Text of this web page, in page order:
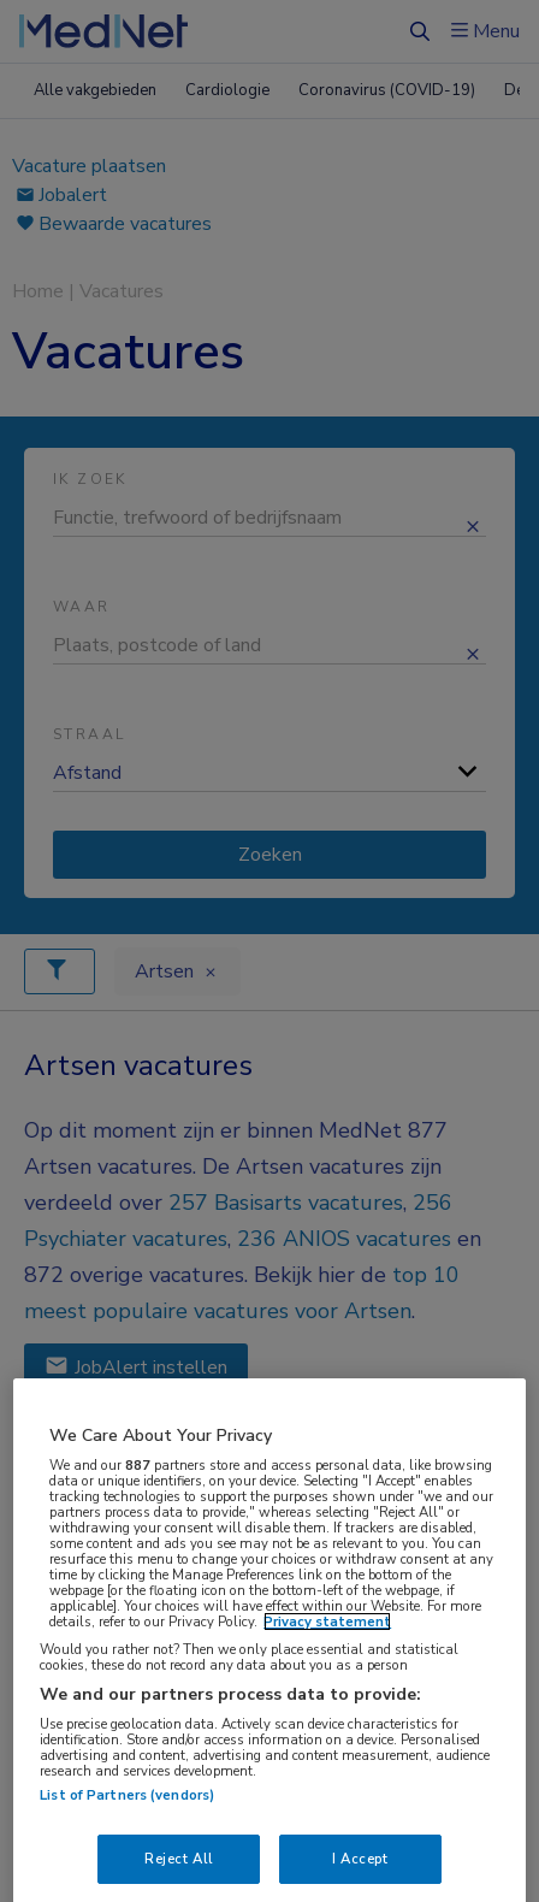
ZoekenMenu
Alle vakgebieden Cardiologie Coronavirus (COVID-19)
Vacature plaatsen
Jobalert
Bewaarde vacatures
Home | Vacatures
Vacatures
IK ZOEK
WAAR
STRAAL
Zoeken
Artsen
Artsen vacatures
Op dit moment zijn er binnen MedNet 877
Artsen vacatures. De Artsen vacatures zijn
verdeeld over 257 Basisarts vacatures, 256
Psychiater vacatures, 236 ANIOS vacatures en
872 overige vacatures. Bekijk hier de top 10
meest populaire vacatures voor Artsen.
JobAlert instellen
We hebben877vacatures voor je gevonden
31-07-2026
Operatieassistent Uitgelicht
Soap Clinics, Rotterdam
FUNCTIE
OK-assistent
BRANCHE
Zelfstandige kliniek
OPLEIDINGSNIVEAU
HBO
DIENSTVERBAND
Parttime
We Care About Your Privacy
We and our887 partners store and access personal data, like browsing
data or unique identifiers, on your device. Selecting "I Accept" enables
tracking technologies to support the purposes shown under "we and our
partners process data to provide," whereas selecting "Reject All" or
withdrawing your consent will disable them. If trackers are disabled,
some content and ads you see may not be as relevant to you. You can
resurface this menu to change your choices or withdraw consent at any
time by clicking the Manage Preferences link on the bottom of the
webpage [or the floating icon on the bottom-left of the webpage, if
applicable]. Your choices will have effect within our Website. For more
details, refer to our Privacy Policy. Privacy statement
Would you rather not? Then we only place essential and statistical
cookies, these do not record any data about you as a person
We and our partners process data to provide:
Use precise geolocation data. Actively scan device characteristics for
identification. Store and/or access information on a device. Personalised
advertising and content, advertising and content measurement, audience
research and services development.
List of Partners (vendors)
Reject All I Accept